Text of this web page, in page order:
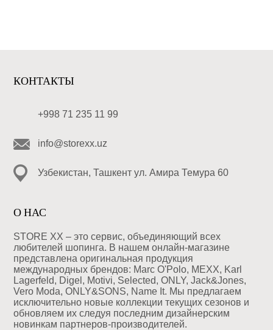
КОНТАКТЫ
+998 71 235 11 99
info@storexx.uz
Узбекистан, Ташкент ул. Амира Темура 60
О НАС
STORE XX – это сервис, объединяющий всех
любителей шопинга. В нашем онлайн-магазине
представлена оригинальная продукция
международных брендов: Marc O'Polo, MEXX, Karl
Lagerfeld, Digel, Motivi, Selected, ONLY, Jack&Jones,
Vero Moda, ONLY&SONS, Name It. Мы предлагаем
исключительно новые коллекции текущих сезонов и
обновляем их следуя последним дизайнерским
новинкам партнеров-производителей.